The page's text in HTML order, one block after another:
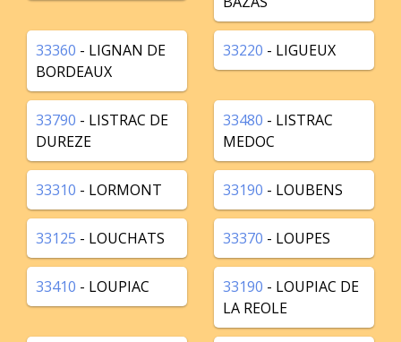
33360 - LIGNAN DE
BORDEAUX
33220 - LIGUEUX
33790 - LISTRAC DE
DUREZE
33480 - LISTRAC
MEDOC
33310 - LORMONT 33190 - LOUBENS
33125 - LOUCHATS 33370 - LOUPES
33410 - LOUPIAC 33190 - LOUPIAC DE
LA REOLE